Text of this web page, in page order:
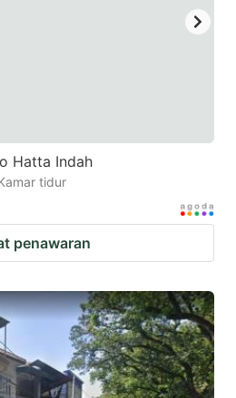
changing
Hatta Indah
tidur
penawaran